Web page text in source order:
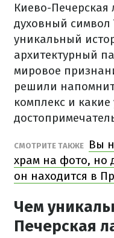
Киево-Печерская
духовный
уникальный
архитектурный
мировое
решили
комплекс и
СМОТРИТЕ ТАКЖЕ
Вы
храм на фото, но
он находится в
Чем
Печерская